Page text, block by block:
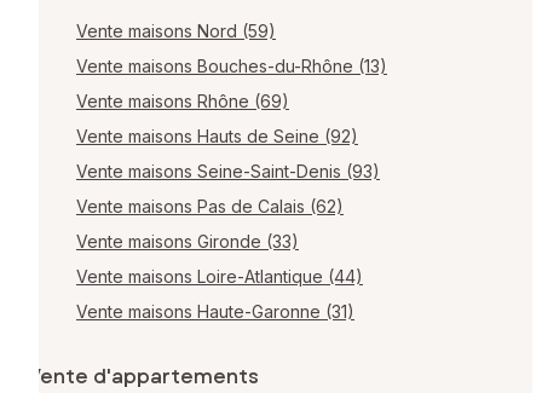
Vente maisons Nord (59)
Vente maisons Bouches-du-Rhône (13)
Vente maisons Rhône (69)
Vente maisons Hauts de Seine (92)
Vente maisons Seine-Saint-Denis (93)
Vente maisons Pas de Calais (62)
Vente maisons Gironde (33)
Vente maisons Loire-Atlantique (44)
Vente maisons Haute-Garonne (31)
Vente d'appartements